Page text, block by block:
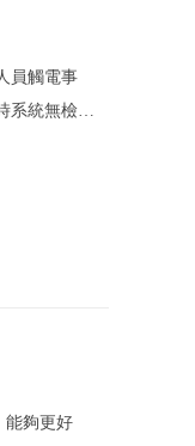
員觸電事
系統無檢修
能夠更好